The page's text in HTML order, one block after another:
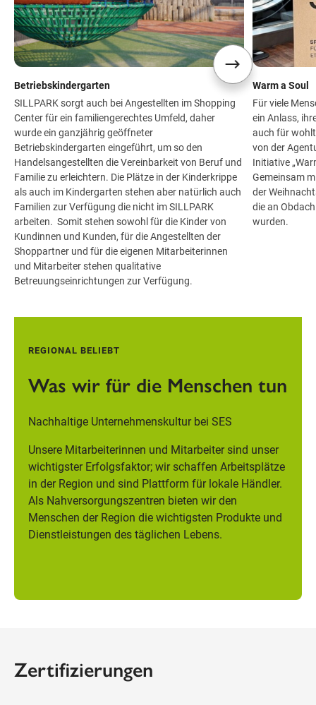
Betriebskindergarten
SILLPARK sorgt auch bei Angestellten im Shopping
Center für ein familiengerechtes Umfeld, daher
wurde ein ganzjährig geöffneter
Betriebskindergarten eingeführt, um so den
Handelsangestellten die Vereinbarkeit von Beruf und
Familie zu erleichtern. Die Plätze in der Kinderkrippe
als auch im Kindergarten stehen aber natürlich auch
Familien zur Verfügung die nicht im SILLPARK
arbeiten. Somit stehen sowohl für die Kinder von
Kundinnen und Kunden, für die Angestellten der
Shoppartner und für die eigenen Mitarbeiterinnen
und Mitarbeiter stehen qualitative
Betreuungseinrichtungen zur Verfügung.
Warm a Soul
Für viele
ein Anlass,
auch für
von der
Initiative
Gemeinsam
der
die an
wurden.
REGIONAL BELIEBT
Was wir für die Menschen tun
Nachhaltige Unternehmenskultur bei SES
Unsere Mitarbeiterinnen und Mitarbeiter sind unser
wichtigster Erfolgsfaktor; wir schaffen Arbeitsplätze
in der Region und sind Plattform für lokale Händler.
Als Nahversorgungszentren bieten wir den
Menschen der Region die wichtigsten Produkte und
Dienstleistungen des täglichen Lebens.
Zertifizierungen